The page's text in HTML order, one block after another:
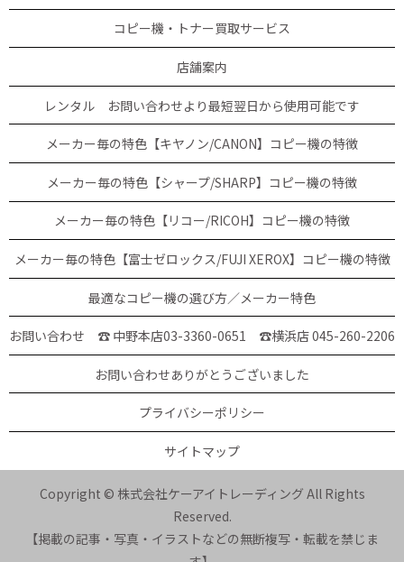
コピー機・トナー買取サービス
店舗案内
レンタル お問い合わせより最短翌日から使用可能です
メーカー毎の特色【キヤノン/CANON】コピー機の特徴
メーカー毎の特色【シャープ/SHARP】コピー機の特徴
メーカー毎の特色【リコー/RICOH】コピー機の特徴
メーカー毎の特色【富士ゼロックス/FUJI XEROX】コピー機の特徴
最適なコピー機の選び方／メーカー特色
お問い合わせ ☎ 中野本店03-3360-0651 ☎横浜店 045-260-2206
お問い合わせありがとうございました
プライバシーポリシー
サイトマップ
Copyright © 株式会社ケーアイトレーディング All Rights
Reserved.
【掲載の記事・写真・イラストなどの無断複写・転載を禁じま